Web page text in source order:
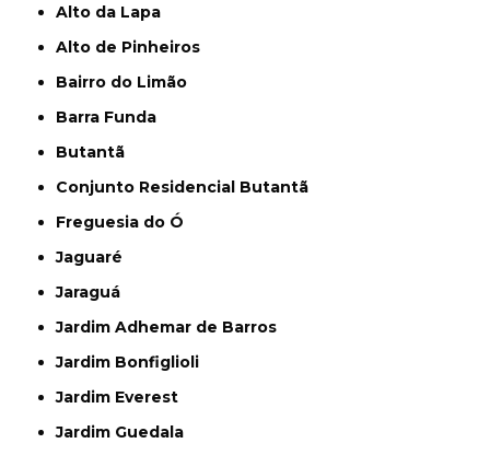
Alto da Lapa
Alto de Pinheiros
Bairro do Limão
Barra Funda
Butantã
Conjunto Residencial Butantã
Freguesia do Ó
Jaguaré
Jaraguá
Jardim Adhemar de Barros
Jardim Bonfiglioli
Jardim Everest
Jardim Guedala